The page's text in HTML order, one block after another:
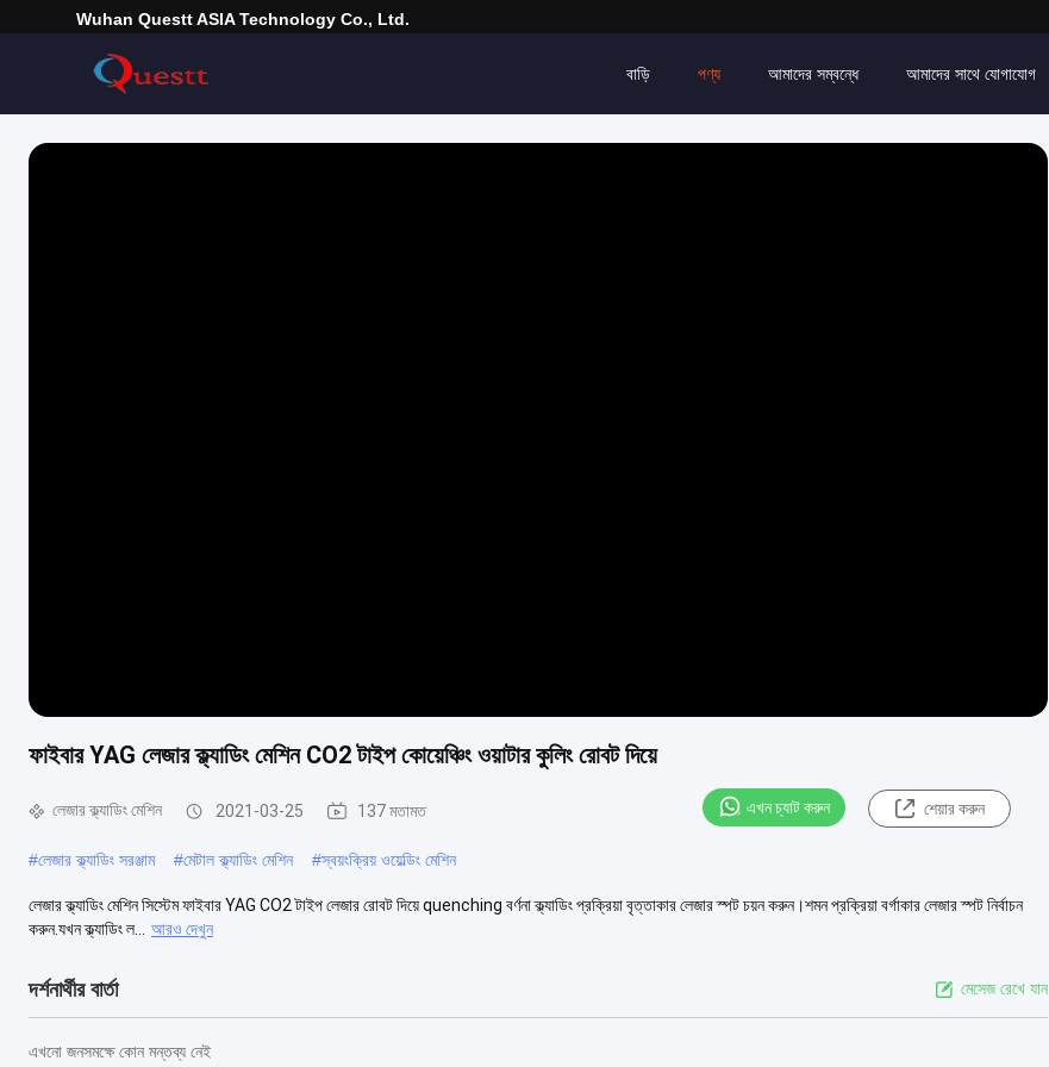
Wuhan Questt ASIA Technology Co., Ltd.
বাড়ি পণ্য আমাদের সম্বন্ধে আমাদের সাথে যোগাযোগ
ফাইবার YAG লেজার ক্ল্যাডিং মেশিন CO2 টাইপ কোয়েঞ্চিং ওয়াটার কুলিং রোবট দিয়ে
লেজার ক্ল্যাডিং মেশিন 2021-03-25 137 মতামত এখন চ্যাট করুন শেয়ার করুন
#লেজার ক্ল্যাডিং সরঞ্জাম #মেটাল ক্ল্যাডিং মেশিন #স্বয়ংক্রিয় ওয়েল্ডিং মেশিন
লেজার ক্ল্যাডিং মেশিন সিস্টেম ফাইবার YAG CO2 টাইপ লেজার রোবট দিয়ে quenching বর্ণনা ক্ল্যাডিং প্রক্রিয়া বৃত্তাকার লেজার স্পট চয়ন করুন।শমন প্রক্রিয়া বর্গাকার লেজার স্পট নির্বাচন
করুন.যখন ক্ল্যাডিং ল...
আরও দেখুন
দর্শনার্থীর বার্তা মেসেজ রেখে যান
এখনো জনসমক্ষে কোন মন্তব্য নেই